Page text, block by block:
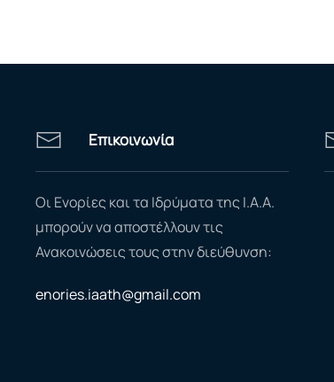
Επικοινωνία
Οι Ενορίες και τα Ιδρύματα της Ι.Α.Α.
μπορούν να αποστέλλουν τις
Ανακοινώσεις τους στην διεύθυνση:
enories.iaath@gmail.com